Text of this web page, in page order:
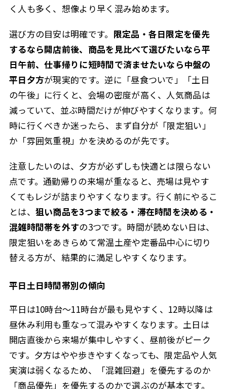
く人も多く、想像より早く混み始めます。
選び方の目安は明確です。 限定品・各日限定を優先
するなら開店前後、商品を見比べて選びたいなら平
日午前、仕事帰りに短時間で済ませたいなら中盤の
平日夕方が現実的です。逆に「昼食ついで」「土日
の午後」に行くと、会場の密度が高く、人気商品は
減っていて、並ぶ時間だけが伸びやすくなります。何
時に行くべきか迷ったら、まず自分が「限定狙い」
か「雰囲気重視」かを決めるのが先です。
注意したいのは、夕方が必ずしも快適とは限らない
点です。通勤帰りの来場が重なると、売場は見やす
くてもレジが詰まりやすくなります。行く前にやるこ
とは、 狙い商品を3つまで絞る・滞在時間を決める・
混雑時間帯を外すの3つです。時間が読めない日は、
限定狙いをあきらめて常温土産や定番品中心に切り
替える方が、結果的に満足しやすくなります。
平日土日時間帯別の傾向
平日は10時台〜11時台が最も見やすく、12時以降は
昼休み利用も重なって混みやすくなります。土日は
開店直後から来場が集中しやすく、昼前後がピーク
です。夕方はやや歩きやすくなっても、限定品や人気
実演は弱くなるため、「混雑回避」を優先するのか
「商品優先」を優先するのかで選ぶのが基本です。